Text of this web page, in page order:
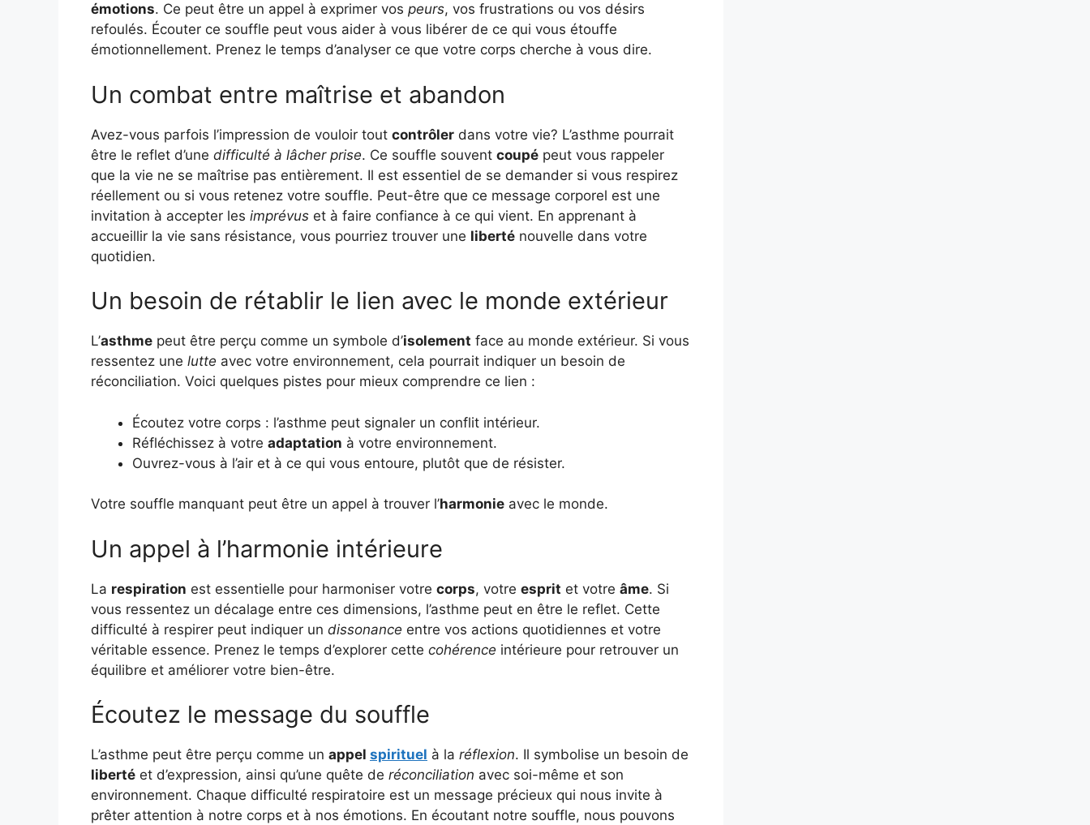
émotions. Ce peut être un appel à exprimer vos peurs, vos frustrations ou vos désirs
refoulés. Écouter ce souffle peut vous aider à vous libérer de ce qui vous étouffe
émotionnellement. Prenez le temps d’analyser ce que votre corps cherche à vous dire.
Un combat entre maîtrise et abandon
Avez-vous parfois l’impression de vouloir tout contrôler dans votre vie? L’asthme pourrait
être le reflet d’une difficulté à lâcher prise. Ce souffle souvent coupé peut vous rappeler
que la vie ne se maîtrise pas entièrement. Il est essentiel de se demander si vous respirez
réellement ou si vous retenez votre souffle. Peut-être que ce message corporel est une
invitation à accepter les imprévus et à faire confiance à ce qui vient. En apprenant à
accueillir la vie sans résistance, vous pourriez trouver une liberté nouvelle dans votre
quotidien.
Un besoin de rétablir le lien avec le monde extérieur
L’asthme peut être perçu comme un symbole d’isolement face au monde extérieur. Si vous
ressentez une lutte avec votre environnement, cela pourrait indiquer un besoin de
réconciliation. Voici quelques pistes pour mieux comprendre ce lien :
Écoutez votre corps : l’asthme peut signaler un conflit intérieur.
Réfléchissez à votre adaptation à votre environnement.
Ouvrez-vous à l’air et à ce qui vous entoure, plutôt que de résister.
Votre souffle manquant peut être un appel à trouver l’harmonie avec le monde.
Un appel à l’harmonie intérieure
La respiration est essentielle pour harmoniser votre corps, votre esprit et votre âme. Si
vous ressentez un décalage entre ces dimensions, l’asthme peut en être le reflet. Cette
difficulté à respirer peut indiquer un dissonance entre vos actions quotidiennes et votre
véritable essence. Prenez le temps d’explorer cette cohérence intérieure pour retrouver un
équilibre et améliorer votre bien-être.
Écoutez le message du souffle
L’asthme peut être perçu comme un appel spirituel à la réflexion. Il symbolise un besoin de
liberté et d’expression, ainsi qu’une quête de réconciliation avec soi-même et son
environnement. Chaque difficulté respiratoire est un message précieux qui nous invite à
prêter attention à notre corps et à nos émotions. En écoutant notre souffle, nous pouvons